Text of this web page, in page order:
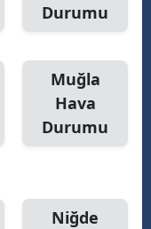
Durumu
Muğla
Hava
Durumu
Niğde